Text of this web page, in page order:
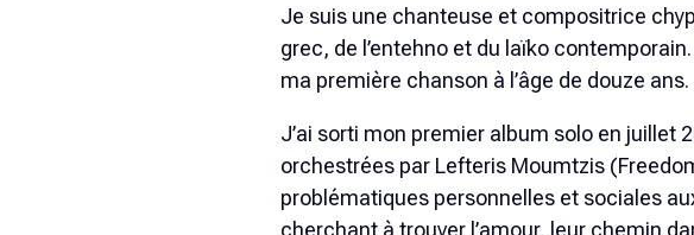
Je suis une chanteuse et compositrice
grec, de l’entehno et du laïko
ma première chanson à l’âge de douze ans.
J’ai sorti mon premier album solo en juillet
orchestrées par Lefteris Moumtzis
problématiques personnelles et sociales
cherchant à trouver l’amour, leur chemin